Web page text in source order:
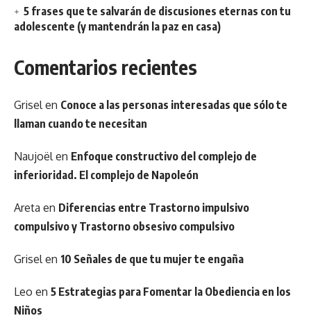
5 frases que te salvarán de discusiones eternas con tu
adolescente (y mantendrán la paz en casa)
Comentarios recientes
Grisel en Conoce a las personas interesadas que sólo te
llaman cuando te necesitan
Naujoël en Enfoque constructivo del complejo de
inferioridad. El complejo de Napoleón
Areta en Diferencias entre Trastorno impulsivo
compulsivo y Trastorno obsesivo compulsivo
Grisel en 10 Señales de que tu mujer te engaña
Leo en 5 Estrategias para Fomentar la Obediencia en los
Niños